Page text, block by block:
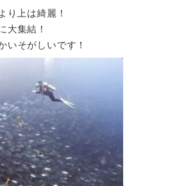
り上は綺麗！
大集結！
いそがしいです！